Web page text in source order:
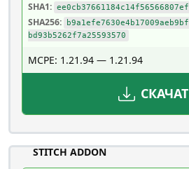
SHA1:
SHA256:
bd93b5262f7a25593570
MCPE: 1.21.94 — 1.21.94
STITCH ADDON